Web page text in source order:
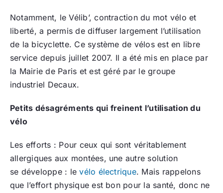
Notamment, le Vélib’, contraction du mot vélo et
liberté, a permis de diffuser largement l’utilisation
de la bicyclette. Ce système de vélos est en libre
service depuis juillet 2007. Il a été mis en place par
la Mairie de Paris et est géré par le groupe
industriel Decaux.
Petits désagréments qui freinent l’utilisation du
vélo
Les efforts : Pour ceux qui sont véritablement
allergiques aux montées, une autre solution
se développe : levélo électrique. Mais rappelons
que l’effort physique est bon pour la santé, donc ne